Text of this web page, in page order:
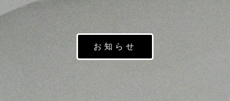
お知らせ